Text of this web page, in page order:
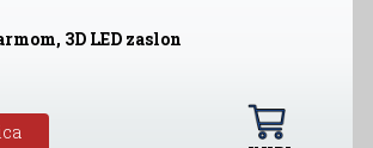
3D LED zaslon